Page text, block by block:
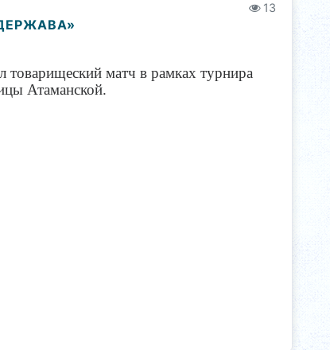
13
товарищеский матч в рамках турнира
Атаманской.